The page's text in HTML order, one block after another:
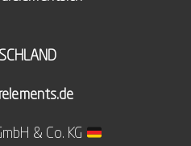
& Co. KG